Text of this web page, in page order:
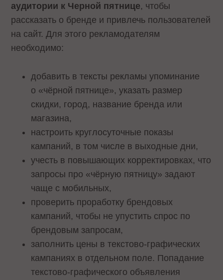
аудитории к Черной пятнице, чтобы
рассказать о бренде и привлечь пользователей
на сайт. Для этого рекламодателям
необходимо:
добавить в тексты рекламы упоминание
о «чёрной пятнице», указать размер
скидки, город, название бренда или
магазина,
настроить круглосуточные показы
кампаний, в том числе в выходные дни,
учесть в повышающих корректировках, что
запросы про «чёрную пятницу» задают
чаще с мобильных,
проверить проработку брендовых
кампаний, чтобы не упустить спрос по
брендовым запросам,
заполнить цены в текстово-графических
кампаниях в отдельном поле. Попадание
текстово-графического объявления